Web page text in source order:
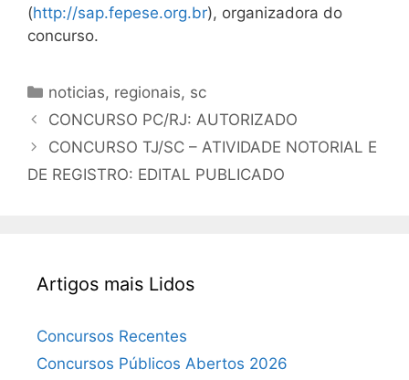
(http://sap.fepese.org.br), organizadora do
concurso.
Categorias
noticias, regionais, sc
CONCURSO PC/RJ: AUTORIZADO
CONCURSO TJ/SC – ATIVIDADE NOTORIAL E
DE REGISTRO: EDITAL PUBLICADO
Artigos mais Lidos
Concursos Recentes
Concursos Públicos Abertos 2026